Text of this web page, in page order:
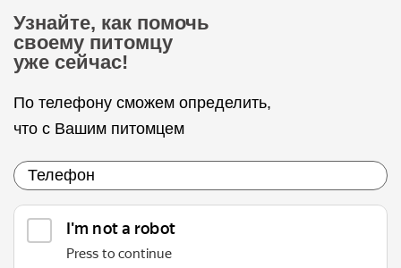
Узнайте, как помочь
своему питомцу
уже сейчас!
По телефону сможем определить,
что с Вашим питомцем